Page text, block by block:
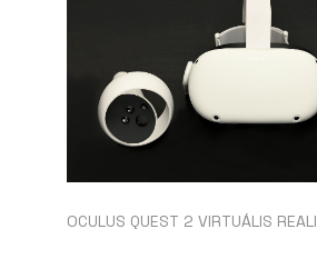
OCULUS QUEST 2 VIRTUÁLIS